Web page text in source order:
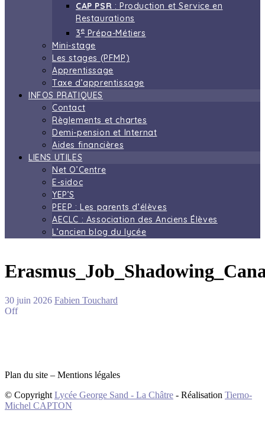
CAP PSR : Production et Service en
Restaurations
3ePrépa-Métiers
Mini-stage
Les stages (PFMP)
Apprentissage
Taxe d’apprentissage
INFOS PRATIQUES
Contact
Règlements et chartes
Demi-pension et Internat
Aides financières
LIENS UTILES
Net O’Centre
E-sidoc
YEP’S
PEEP : Les parents d’élèves
AECLC : Association des Anciens Élèves
L’ancien blog du lycée
30 juin 2026 Fabien Touchard
Off
Plan du site – Mentions légales
© Copyright Lycée George Sand - La Châtre - Réalisation Tierno-
Michel CAPTON